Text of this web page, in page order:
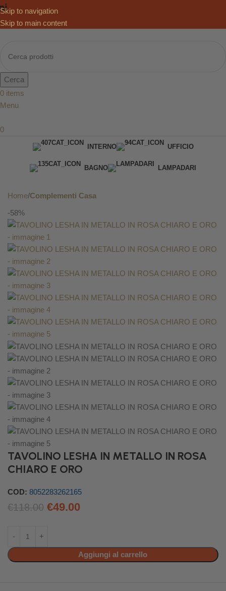
Skip to navigation
Skip to main content
Cerca
0 items
Menu
0
INTERNO UFFICIO
BAGNO LAMPADARI
Home Complementi Casa
-58%
TAVOLINO LESHA IN METALLO IN ROSA
CHIARO E ORO
COD: 8052283262165
€118.00 €49.00
Aggiungi al carrello